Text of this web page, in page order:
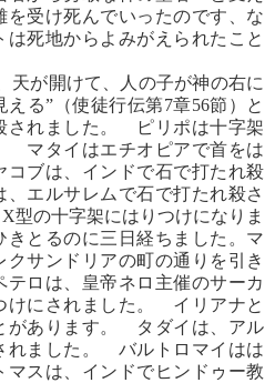
受け死んでいったのです、な
死地からよみがえられたこと
天が開けて、人の子が神の右に
る”（使徒行伝第7章56節）と
されました。 ピリポは十字架
マタイはエチオピアで首をは
ブは、インドで石で打たれ殺
エルサレムで石で打たれ殺さ
の十字架にはりつけになりま
とるのに三日経ちました。マ
サンドリアの町の通りを引き
ロは、皇帝ネロ主催のサーカ
けにされました。 イリアナと
があります。 タダイは、アル
れました。 バルトロマイはは
スは、インドでヒンドゥー教